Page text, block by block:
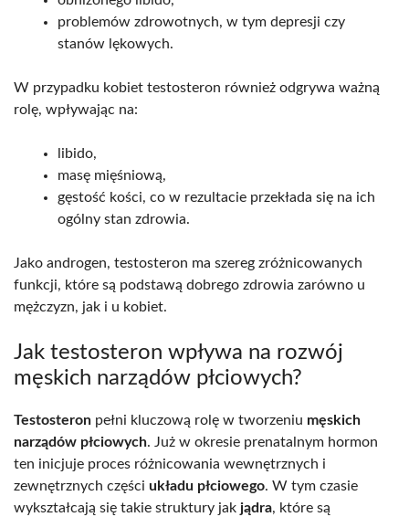
problemów zdrowotnych, w tym depresji czy
stanów lękowych.
W przypadku kobiet testosteron również odgrywa ważną
rolę, wpływając na:
libido,
masę mięśniową,
gęstość kości, co w rezultacie przekłada się na ich
ogólny stan zdrowia.
Jako androgen, testosteron ma szereg zróżnicowanych
funkcji, które są podstawą dobrego zdrowia zarówno u
mężczyzn, jak i u kobiet.
Jak testosteron wpływa na rozwój
męskich narządów płciowych?
Testosteron pełni kluczową rolę w tworzeniu męskich
narządów płciowych. Już w okresie prenatalnym hormon
ten inicjuje proces różnicowania wewnętrznych i
zewnętrznych części układu płciowego. W tym czasie
wykształcają się takie struktury jak jądra, które są